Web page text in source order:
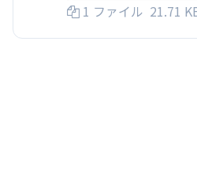
1 ファイル 21.71